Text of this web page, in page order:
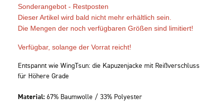
Sonderangebot - Restposten
Dieser Artikel wird bald nicht mehr erhältlich sein.
Die Mengen der noch verfügbaren Größen sind limitiert!
Verfügbar, solange der Vorrat reicht!
Entspannt wie WingTsun: die Kapuzenjacke mit Reißverschluss
für Höhere Grade
Material: 67% Baumwolle / 33% Polyester